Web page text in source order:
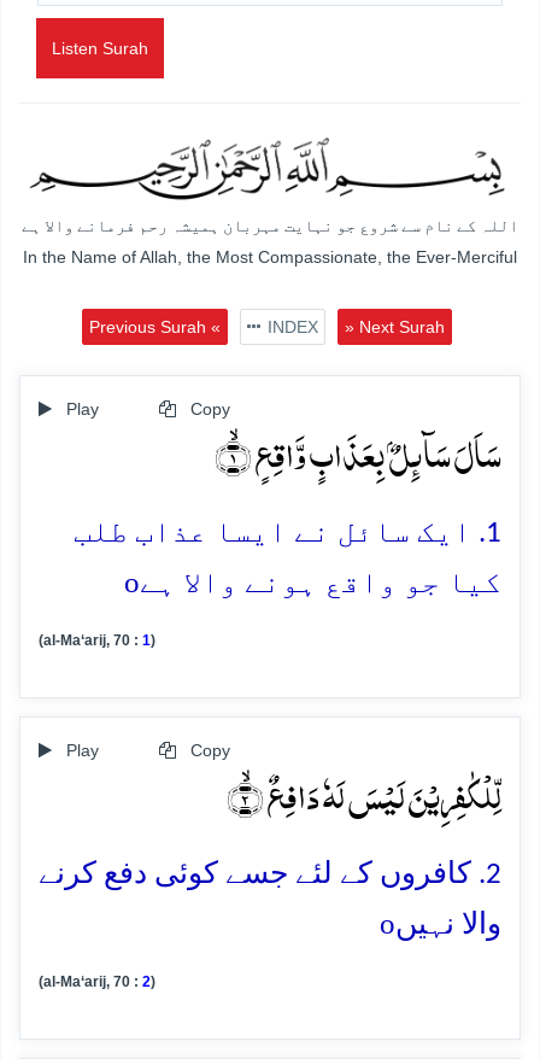
Listen Surah
اللہ کے نام سے شروع جو نہایت مہربان ہمیشہ رحم فرمانے والا ہے
In the Name of Allah, the Most Compassionate, the Ever-Merciful
Previous Surah « INDEX » Next Surah
Play Copy
سَاَلَ سَآئِلٌۢ بِعَذَابٍ وَّاقِعٍ ۙ﴿۱﴾
1. ایک سائل نے ایسا عذاب طلب
کیا جو واقع ہونے والا ہےo
(al-Ma‘arij, 70 : 1)
Play Copy
لِّلۡکٰفِرِیۡنَ لَیۡسَ لَہٗ دَافِعٌ ۙ﴿۲﴾
2. کافروں کے لئے جسے کوئی دفع کرنے
والا نہیںo
(al-Ma‘arij, 70 : 2)